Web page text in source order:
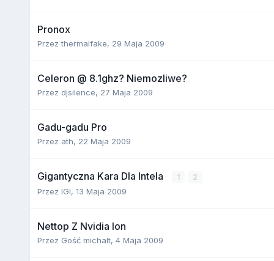
Pronox
Przezthermalfake, 29 Maja 2009
Celeron @ 8.1ghz? Niemozliwe?
Przez djsilence, 27 Maja 2009
Gadu-gadu Pro
Przez ath, 22 Maja 2009
Gigantyczna Kara Dla Intela 1 2
Przez IGI, 13 Maja 2009
Nettop Z Nvidia Ion
Przez Gość michalt, 4 Maja 2009